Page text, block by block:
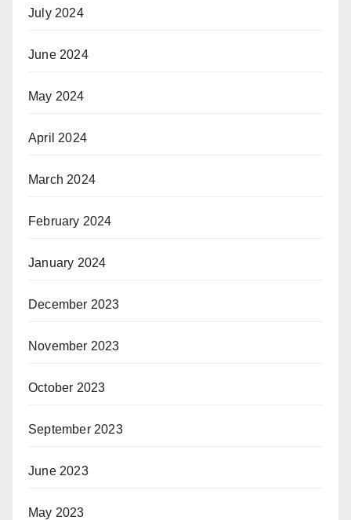
July 2024
June 2024
May 2024
April 2024
March 2024
February 2024
January 2024
December 2023
November 2023
October 2023
September 2023
June 2023
May 2023